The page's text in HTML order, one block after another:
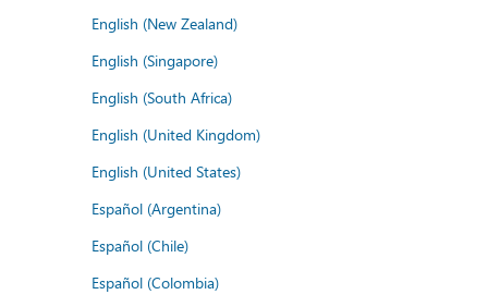
English (New Zealand)
English (Singapore)
English (South Africa)
English (United Kingdom)
English (United States)
Español (Argentina)
Español (Chile)
Español (Colombia)